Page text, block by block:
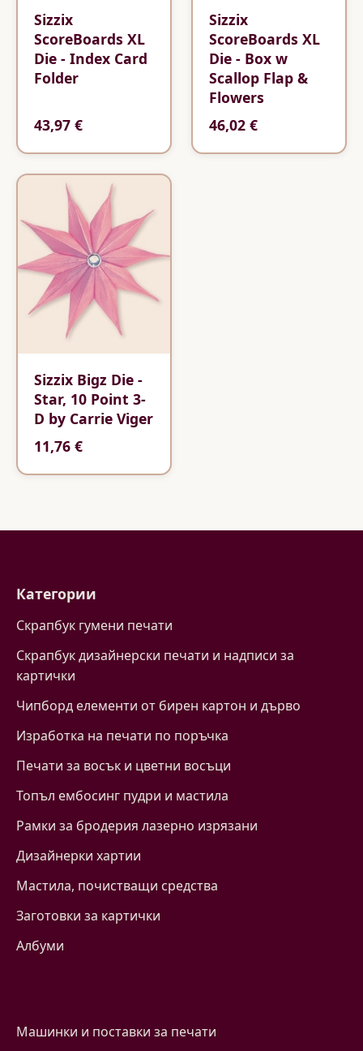
Sizzix
ScoreBoards XL
Die - Index Card
Folder
43,97 €
Sizzix
ScoreBoards XL
Die - Box w
Scallop Flap &
Flowers
46,02 €
Sizzix Bigz Die -
Star, 10 Point 3-
D by Carrie Viger
11,76 €
Категории
Скрапбук гумени печати
Скрапбук дизайнерски печати и надписи за
картички
Чипборд елементи от бирен картон и дърво
Изработка на печати по поръчка
Печати за восък и цветни восъци
Топъл ембосинг пудри и мастила
Рамки за бродерия лазерно изрязани
Дизайнерки хартии
Mастила, почистващи средства
Заготовки за картички
Албуми
Машинки и поставки за печати